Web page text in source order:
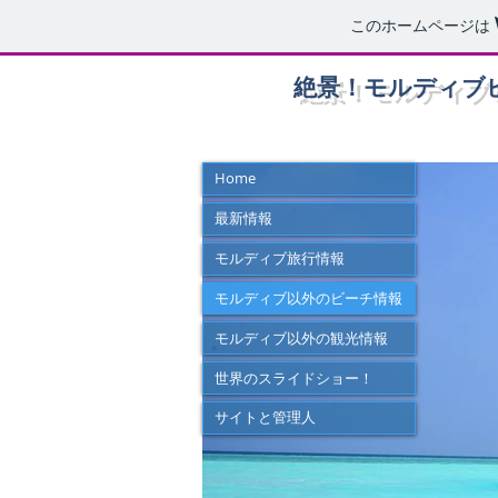
このホームページは
絶景！モルディブ
Travel
I'm a paragraph. Click here to add
your own content and make changes
Home
最新情報
モルディブ旅行情報
モルディブ以外のビーチ情報
モルディブ以外の観光情報
世界のスライドショー！
サイトと管理人